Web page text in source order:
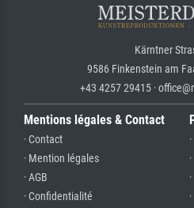
Kärntner
9586 Finkenstein am
+43 4257 29415 ·
Mentions légales & Contact
· Contact
· Mention légales
· AGB
· Confidentialité